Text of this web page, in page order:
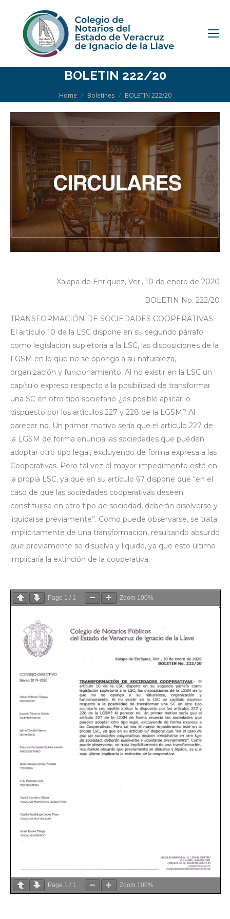
BOLETIN 222/20
You are here:
Home Boletines BOLETIN 222/20
Xalapa de Enríquez, Ver., 10 de enero de 2020
BOLETIN No. 222/20
TRANSFORMACIÓN DE SOCIEDADES COOPERATIVAS.-
El artículo 10 de la LSC dispone en su segundo párrafo
como legislación supletoria a la LSC, las disposiciones de la
LGSM en lo que no se oponga a su naturaleza,
organización y funcionamiento. Al no existir en la LSC un
capítulo expreso respecto a la posibilidad de transformar
una SC en otro tipo societario ¿es posible aplicar lo
dispuesto por los artículos 227 y 228 de la LGSM? Al
parecer no. Un primer motivo sería que el artículo 227 de
la LGSM de forma enuncia las sociedades que pueden
adoptar otro tipo legal, excluyendo de forma expresa a las
Cooperativas. Pero tal vez el mayor impedimento esté en
la propia LSC, ya que en su artículo 67 dispone que “en el
caso de que las sociedades cooperativas deseen
constituirse en otro tipo de sociedad, deberán disolverse y
liquidarse previamente”. Como puede observarse, se trata
implícitamente de una transformación, resultando absurdo
que previamente se disuelva y liquide, ya que esto último
implicaría la extinción de la cooperativa.
Page 1 / 1 Zoom 100%
Page 1 / 1 Zoom 100%